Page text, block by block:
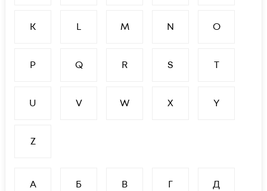
K L M N O
P Q R S T
U V W X Y
Z
А Б В Г Д